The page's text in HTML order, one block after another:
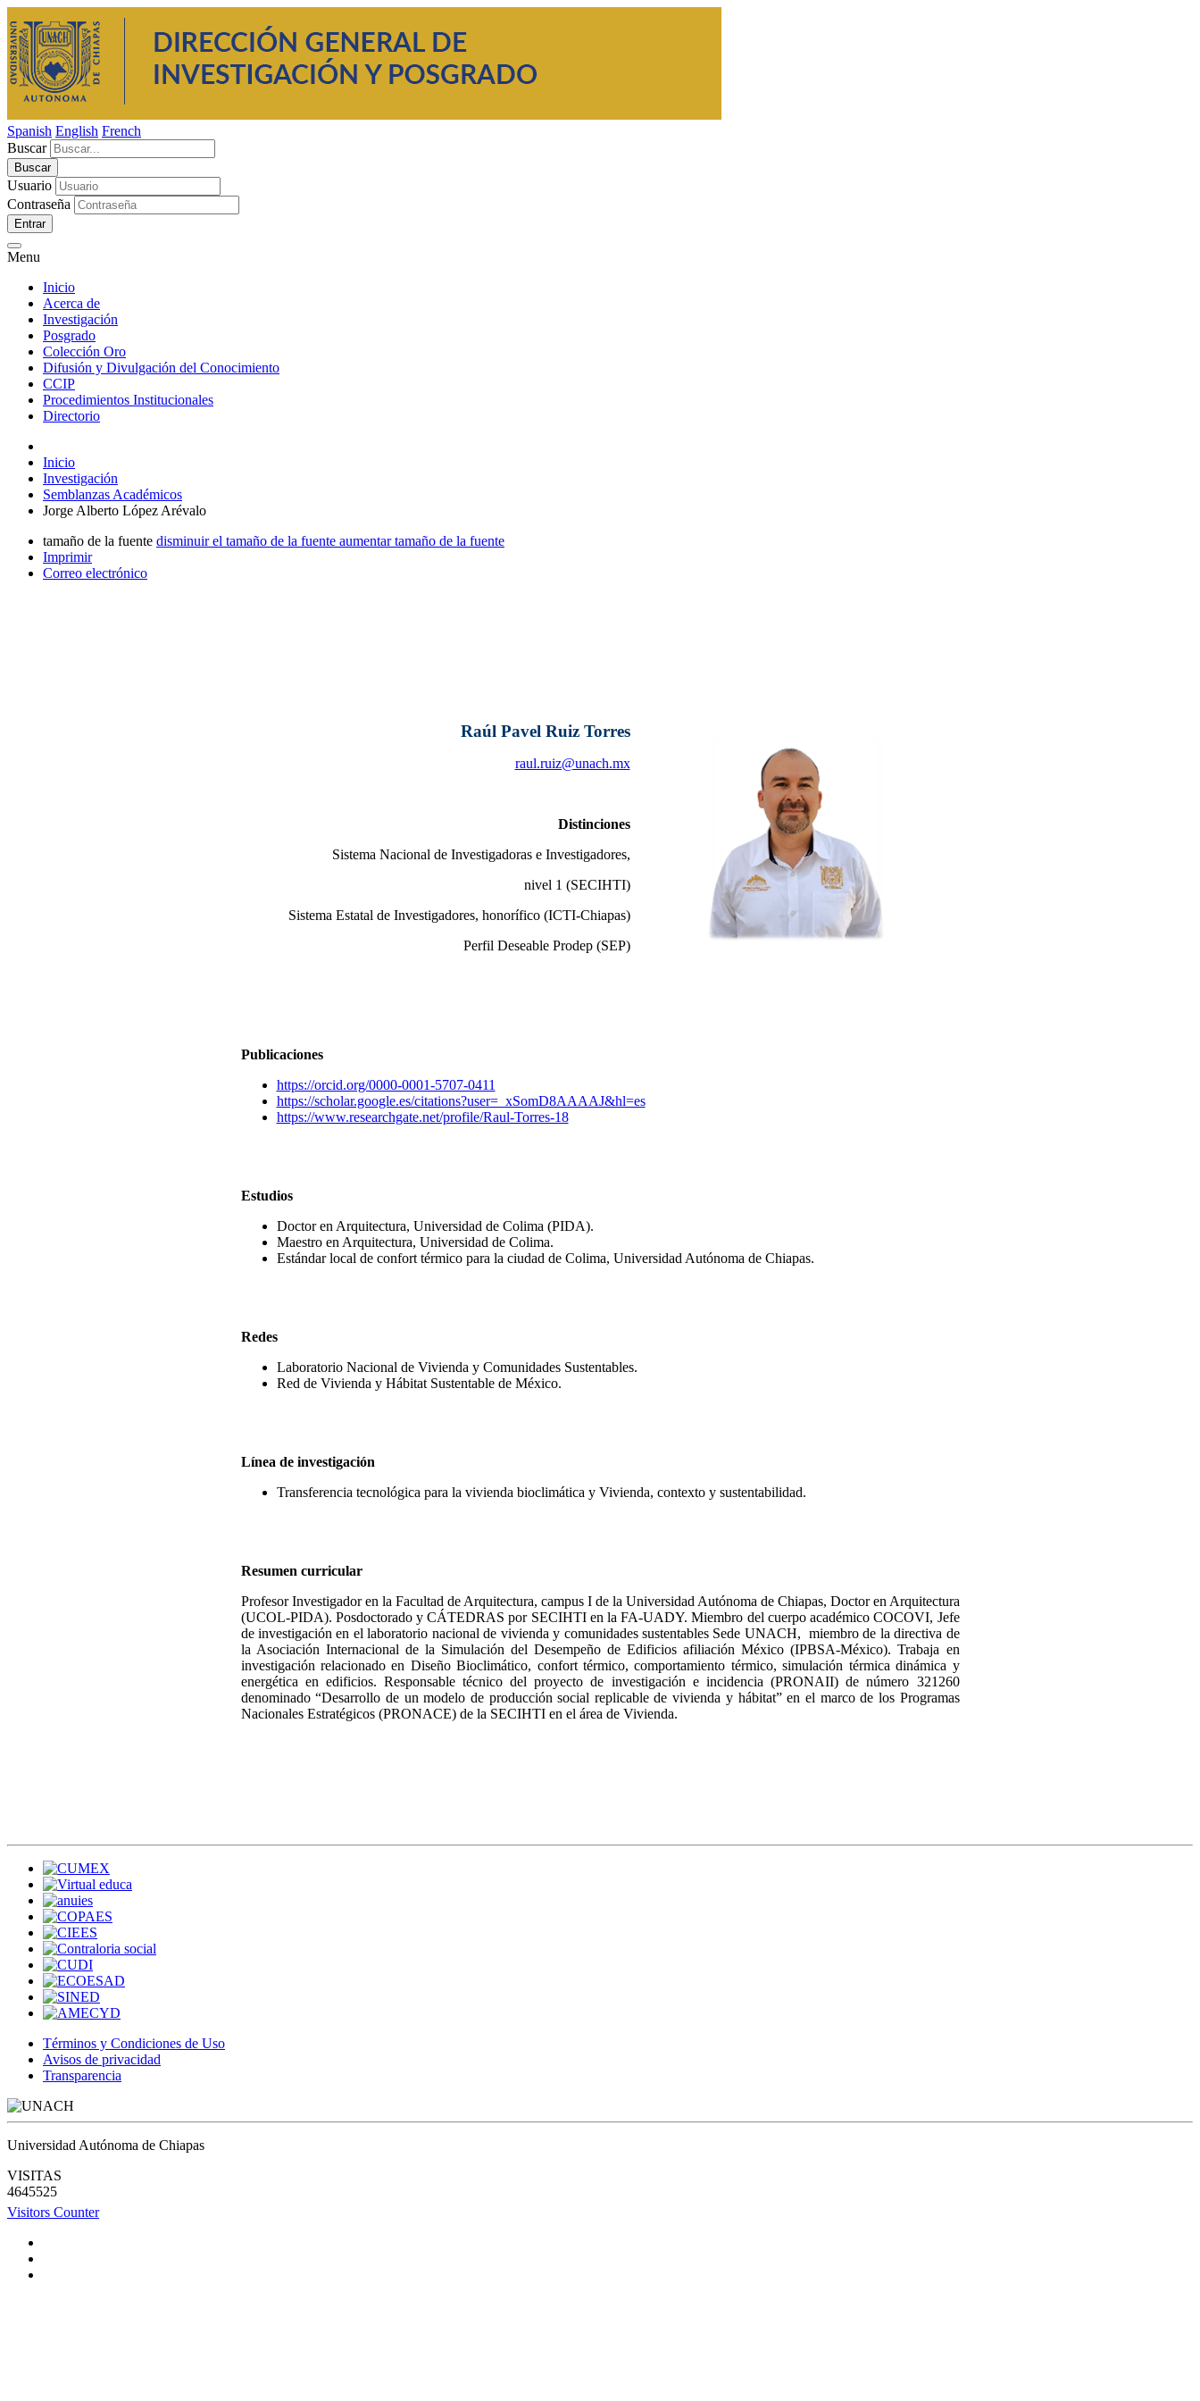
Spanish English French
Buscar
Usuario
Contraseña
Entrar
Menu
Inicio
Acerca de
Investigación
Posgrado
Colección Oro
Difusión y Divulgación del Conocimiento
CCIP
Procedimientos Institucionales
Directorio
Inicio
Investigación
Semblanzas Académicos
Jorge Alberto López Arévalo
tamaño de la fuente disminuir el tamaño de la fuente aumentar tamaño de la fuente
Imprimir
Correo electrónico
Raúl Pavel Ruiz Torres
raul.ruiz@unach.mx
Distinciones
Sistema Nacional de Investigadoras e Investigadores,
nivel 1 (SECIHTI)
Sistema Estatal de Investigadores, honorífico (ICTI-Chiapas)
Perfil Deseable Prodep (SEP)
Publicaciones
https://orcid.org/0000-0001-5707-0411
https://scholar.google.es/citations?user=_xSomD8AAAAJ&hl=es
https://www.researchgate.net/profile/Raul-Torres-18
Estudios
Doctor en Arquitectura, Universidad de Colima (PIDA).
Maestro en Arquitectura, Universidad de Colima.
Estándar local de confort térmico para la ciudad de Colima, Universidad Autónoma de Chiapas.
Redes
Laboratorio Nacional de Vivienda y Comunidades Sustentables.
Red de Vivienda y Hábitat Sustentable de México.
Línea de investigación
Transferencia tecnológica para la vivienda bioclimática y Vivienda, contexto y sustentabilidad.
Resumen curricular
Profesor Investigador en la Facultad de Arquitectura, campus I de la Universidad Autónoma de Chiapas, Doctor en Arquitectura
(UCOL-PIDA). Posdoctorado y CÁTEDRAS por SECIHTI en la FA-UADY. Miembro del cuerpo académico COCOVI, Jefe
de investigación en el laboratorio nacional de vivienda y comunidades sustentables Sede UNACH, miembro de la directiva de
la Asociación Internacional de la Simulación del Desempeño de Edificios afiliación México (IPBSA-México). Trabaja en
investigación relacionado en Diseño Bioclimático, confort térmico, comportamiento térmico, simulación térmica dinámica y
energética en edificios. Responsable técnico del proyecto de investigación e incidencia (PRONAII) de número 321260
denominado “Desarrollo de un modelo de producción social replicable de vivienda y hábitat” en el marco de los Programas
Nacionales Estratégicos (PRONACE) de la SECIHTI en el área de Vivienda.
Términos y Condiciones de Uso
Avisos de privacidad
Transparencia
Universidad Autónoma de Chiapas
VISITAS
4645525
Visitors Counter